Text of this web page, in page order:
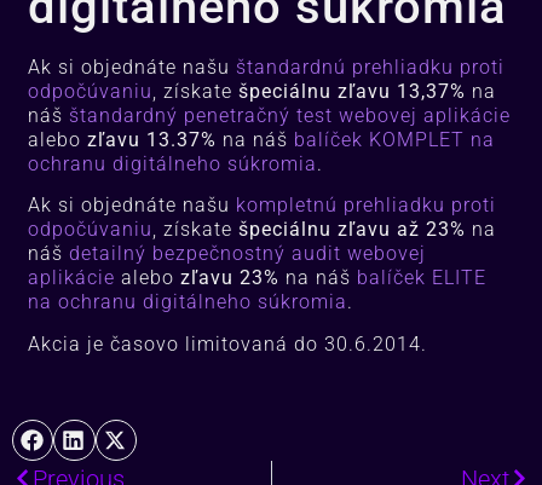
Ak si objednáte našu štandardnú prehliadku proti
odpočúvaniu, získatešpeciálnu zľavu 13,37% na
náš štandardný penetračný test webovej aplikácie
alebozľavu 13.37% na náš balíček KOMPLET na
ochranu digitálneho súkromia.
Ak si objednáte našu kompletnú prehliadku proti
odpočúvaniu, získatešpeciálnu zľavu až 23% na
nášdetailný bezpečnostný audit webovej
aplikácie alebozľavu 23% na náš balíček ELITE
na ochranu digitálneho súkromia.
Akcia je časovo limitovaná do 30.6.2014.
Previous Next